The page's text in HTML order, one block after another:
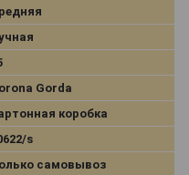
Gorda
коробка
s
самовывоз